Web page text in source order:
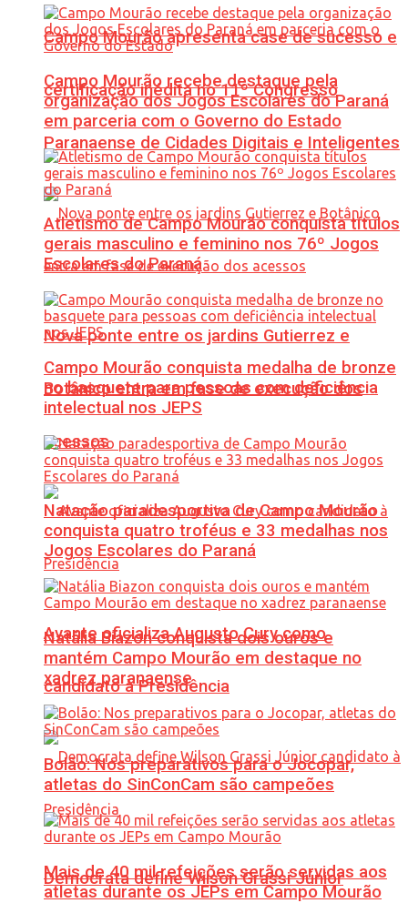
Campo Mourão apresenta case de sucesso e
certificação inédita no 11º Congresso
Paranaense de Cidades Digitais e Inteligentes
Nova ponte entre os jardins Gutierrez e
Botânico entra em fase de execução dos
acessos
Avante oficializa Augusto Cury como
candidato à Presidência
Democrata define Wilson Grassi Júnior
Campo Mourão recebe destaque pela
organização dos Jogos Escolares do Paraná
em parceria com o Governo do Estado
Atletismo de Campo Mourão conquista títulos
gerais masculino e feminino nos 76º Jogos
Escolares do Paraná
Campo Mourão conquista medalha de bronze
no basquete para pessoas com deficiência
intelectual nos JEPS
Natação paradesportiva de Campo Mourão
conquista quatro troféus e 33 medalhas nos
Jogos Escolares do Paraná
Natália Biazon conquista dois ouros e
mantém Campo Mourão em destaque no
xadrez paranaense
Bolão: Nos preparativos para o Jocopar,
atletas do SinConCam são campeões
Mais de 40 mil refeições serão servidas aos
atletas durante os JEPs em Campo Mourão